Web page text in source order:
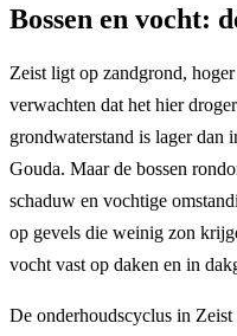
Bossen en vocht:
Zeist ligt op zandgrond,
verwachten dat het hier
grondwaterstand is lager dan
Gouda. Maar de bossen
schaduw en vochtige
op gevels die weinig zon
vocht vast op daken en in
De onderhoudscyclus in